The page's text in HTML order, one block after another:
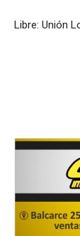
Libre: Unión